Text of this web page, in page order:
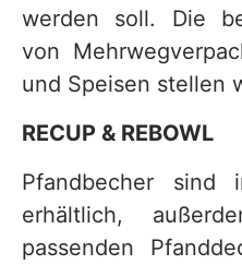
werden soll. Die
von
und Speisen stellen
RECUP & REBOWL
Pfandbecher sind
erhältlich,
passenden